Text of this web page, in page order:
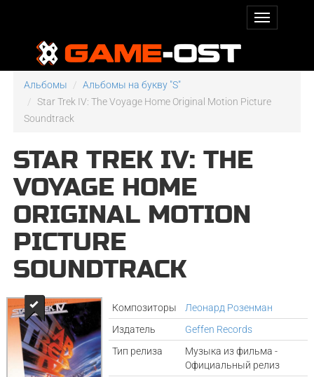
Альбомы
Альбомы на букву "S"
Star Trek IV: The Voyage Home Original Motion Picture
Soundtrack
STAR TREK IV: THE
VOYAGE HOME
ORIGINAL MOTION
PICTURE
SOUNDTRACK
Композиторы
Леонард Розенман
Издатель
Geffen Records
Тип релиза
Музыка из фильма -
Официальный релиз